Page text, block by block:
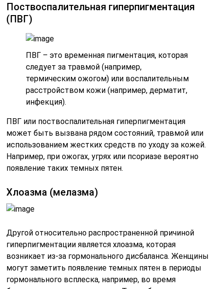
Поствоспалительная гиперпигментация
(ПВГ)
ПВГ – это временная пигментация, которая
следует за травмой (например,
термическим ожогом) или воспалительным
расстройством кожи (например, дерматит,
инфекция).
ПВГ или поствоспалительная гиперпигментация
может быть вызвана рядом состояний, травмой или
использованием жестких средств по уходу за кожей.
Например, при ожогах, угрях или псориазе вероятно
появление таких темных пятен.
Хлоазма (мелазма)
Другой относительно распространенной причиной
гиперпигментации является хлоазма, которая
возникает из-за гормонального дисбаланса. Женщины
могут заметить появление темных пятен в периоды
гормонального всплеска, например, во время